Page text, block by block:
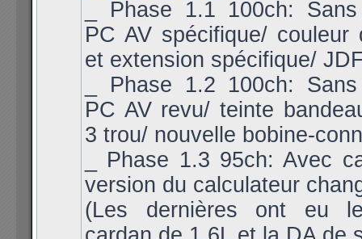
_ Phase 1.1 100ch:
PC AV spécifique/ couleur
et extension spécifique/
_ Phase 1.2 100ch:
PC AV revu/ teinte
3 trou/ nouvelle bobine-
_ Phase 1.3 95ch: Avec
version du calculateur
(Les dernières ont eu